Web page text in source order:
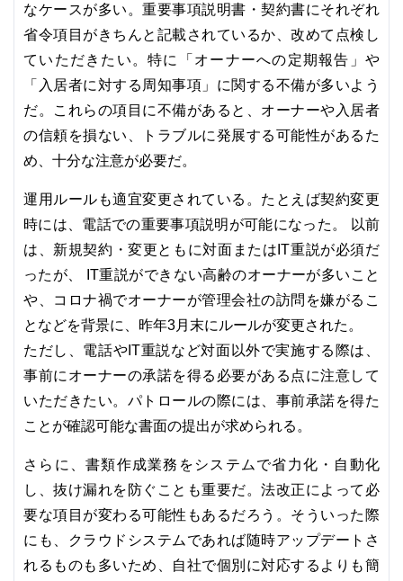
なケースが多い。重要事項説明書・契約書にそれぞれ
省令項目がきちんと記載されているか、改めて点検し
ていただきたい。特に「オーナーへの定期報告」や
「入居者に対する周知事項」に関する不備が多いよう
だ。これらの項目に不備があると、オーナーや入居者
の信頼を損ない、トラブルに発展する可能性があるた
め、十分な注意が必要だ。
運用ルールも適宜変更されている。たとえば契約変更
時には、電話での重要事項説明が可能になった。 以前
は、新規契約・変更ともに対面またはIT重説が必須だ
ったが、 IT重説ができない高齢のオーナーが多いこと
や、コロナ禍でオーナーが管理会社の訪問を嫌がるこ
となどを背景に、昨年3月末にルールが変更された。
ただし、電話やIT重説など対面以外で実施する際は、
事前にオーナーの承諾を得る必要がある点に注意して
いただきたい。パトロールの際には、事前承諾を得た
ことが確認可能な書面の提出が求められる。
さらに、書類作成業務をシステムで省力化・自動化
し、抜け漏れを防ぐことも重要だ。法改正によって必
要な項目が変わる可能性もあるだろう。そういった際
にも、クラウドシステムであれば随時アップデートさ
れるものも多いため、自社で個別に対応するよりも簡